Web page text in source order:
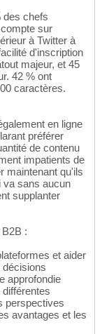
des chefs
sur
à Twitter à
d'inscription
majeur, et 45
42 % ont
caractères.
en ligne
préférer
de contenu
impatients de
maintenant qu'ils
va sans aucun
supplanter
:
et aider
décisions
approfondie
perspectives
avantages et les